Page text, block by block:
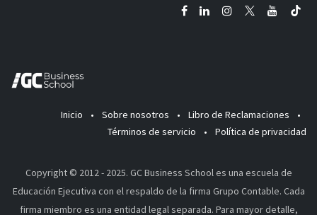
Inicio • Sobre nosotros • Libro de Reclamaciones
•
Términos de servicio
• Política de privacidad
Copyright © 2012 - 2025. GC Business School es una escuela de
Educación Ejecutiva con el respaldo de la firma Grupo Contable. Cada
firma miembro es una entidad legal separada. Para mayor detalle,